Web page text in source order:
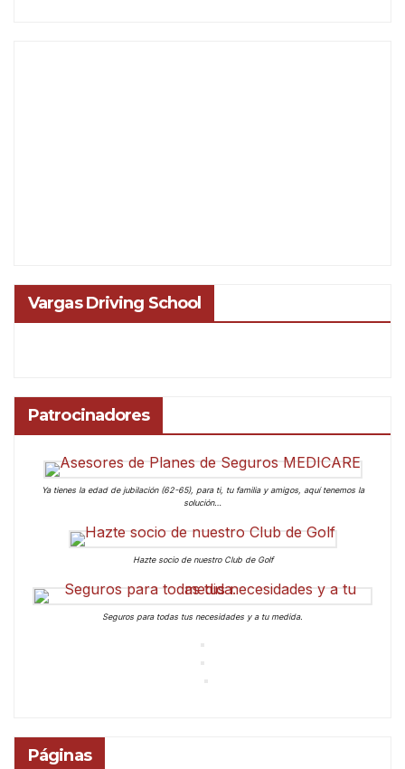
Vargas Driving School
Patrocinadores
Ya tienes la edad de jubilación (62-65), para ti, tu familia y amigos, aquí tenemos la
solución…
Hazte socio de nuestro Club de Golf
Seguros para todas tus necesidades y a tu medida.
Páginas